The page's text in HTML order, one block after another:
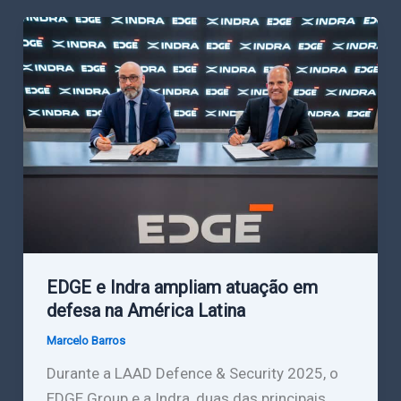
EDGE e Indra ampliam atuação em
defesa na América Latina
Marcelo Barros
Durante a LAAD Defence & Security 2025, o